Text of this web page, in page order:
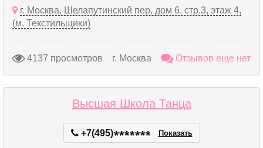
г. Москва, Шелапутинский пер, дом 6, стр.3, этаж 4,
(м. Текстильщики)
4137 просмотров г. Москва Отзывов еще нет
Высшая Школа Танца
+7(495)******* Показать